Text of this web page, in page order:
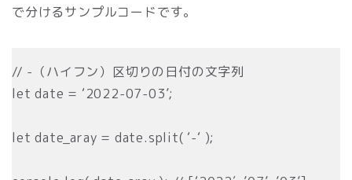
で分けるサンプルコードです。
// -（ハイフン）区切りの日付の文字列
let date = ‘2022-07-03’;
let date_aray = date.split( ‘-‘ );